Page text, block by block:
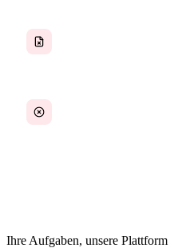
Ihre Aufgaben, unsere Plattform